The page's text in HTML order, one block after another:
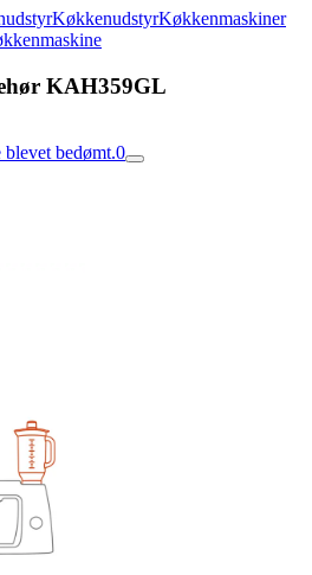
KøkkenudstyrKøkkenmaskiner
KAH359GL
bedømt.0